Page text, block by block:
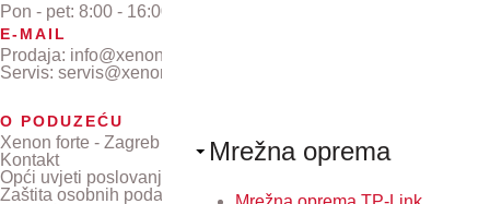
Mrežna oprema
Pon - pet: 8:00 - 16:00
E-MAIL
Prodaja: info@xenon-forte.hr
Servis: servis@xenon-forte.hr
O PODUZEĆU
Xenon forte - Zagreb
Kontakt
Opći uvjeti poslovanja
Zaštita osobnih podataka